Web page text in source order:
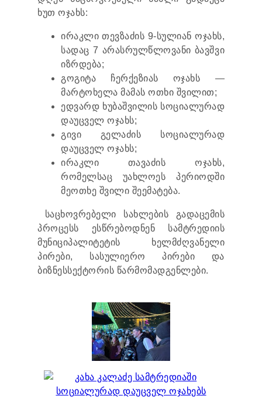
ᲞᲠᲔᲖᲘᲓᲔᲜᲢᲘᲡᲗᲕᲘᲡ ᲓᲐ ᲞᲐᲠᲚᲐᲛᲔᲜᲢᲘᲡᲗᲕᲘᲡ
ᲬᲐᲠᲡᲐᲓᲒᲔᲜᲘ ᲐᲜᲒᲐᲠᲘᲨᲘ
ᲡᲐᲯᲐᲠᲝ ᲘᲜᲤᲝᲠᲛᲐᲪᲘᲘᲡ ᲛᲝᲗᲮᲝᲕᲜᲐ
ᲞᲔᲠᲡᲝᲜᲐᲚᲣᲠ ᲛᲝᲜᲐᲪᲔᲛᲗᲐ ᲓᲐᲪᲕᲘᲡ ᲝᲤᲘᲪᲔᲠᲘ
ᲡᲐᲛᲐᲠᲗᲚᲔᲑᲠᲘᲕᲘ ᲒᲐᲓᲐᲬᲧᲕᲔᲢᲘᲚᲔᲑᲔᲑᲘ
ᲒᲐᲡᲐᲩᲘᲕᲠᲔᲑᲘᲡ ᲬᲔᲡᲔᲑᲘ
ხუთ ოჯახს:
ირაკლი თევზაძის 9-სულიან ოჯახს,
სადაც 7 არასრულწლოვანი ბავშვი
იზრდება;
გოგიტა ჩერქეზიას ოჯახს —
მარტოხელა მამას ოთხი შვილით;
ედვარდ ხუბაშვილის სოციალურად
დაუცველ ოჯახს;
გივი გელაძის სოციალურად
დაუცველ ოჯახს;
ირაკლი თავაძის ოჯახს,
რომელსაც უახლოეს პერიოდში
მეოთხე შვილი შეემატება.
საცხოვრებელი სახლების გადაცემის
პროცესს ესწრებოდნენ სამტრედიის
მუნიციპალიტეტის ხელმძღვანელი
პირები, სასულიერო პირები და
ბიზნესსექტორის წარმომადგენლები.